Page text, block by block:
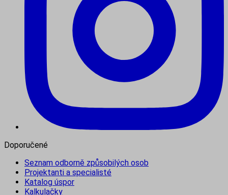
Doporučené
Seznam odborně způsobilých osob
Projektanti a specialisté
Katalog úspor
Kalkulačky